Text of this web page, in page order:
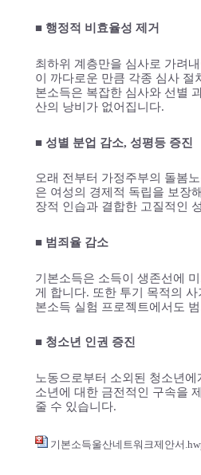
■ 행정적 비효율성 제거
최하위 계층만을 심사로 가려
이 까다로운 만큼 각종 심사 절
본소득은 복잡한 심사와 선별
산의 낭비가 없어집니다.
■ 성별 분업 감소, 성평등 증진
오래 전부터 가정주부의 돌봄
은 여성의 경제적 독립을 보장
장적 인습과 결합한 고질적인
■ 범죄율 감소
기본소득은 소득이 생존선에
게 합니다. 또한 투기 목적의
본소득 실험 프로젝트에서도
■ 청소년 인권 증진
노동으로부터 소외된 청소년
소년에 대한 금전적인 구속을
줄 수 있습니다.
기본소득울산네트워크제안서